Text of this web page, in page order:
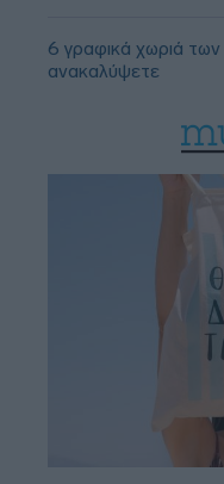
6 γραφικά χωριά
ανακαλύψετε